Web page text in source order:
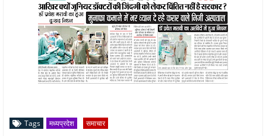
Tags मध्यप्रदेश समाचार